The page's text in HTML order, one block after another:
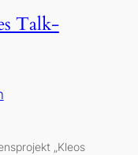
Talk-
„Kleos